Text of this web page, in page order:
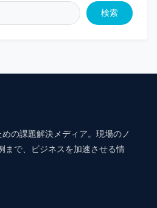
検索
の課題解決メディア。現場のノ
まで、ビジネスを加速させる情